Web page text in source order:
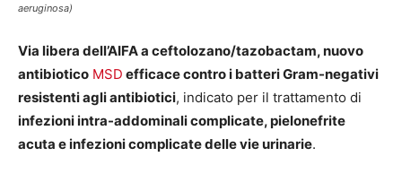
aeruginosa)
Via libera dell’AIFA a ceftolozano/tazobactam, nuovo
antibiotico MSD efficace contro i batteri Gram-negativi
resistenti agli antibiotici, indicato per il trattamento di
infezioni intra-addominali complicate, pielonefrite
acuta e infezioni complicate delle vie urinarie.